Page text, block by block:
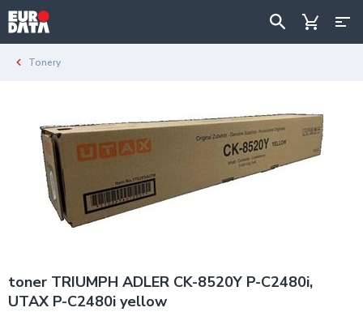
Tonery
toner TRIUMPH ADLER CK-8520Y P-C2480i,
UTAX P-C2480i yellow